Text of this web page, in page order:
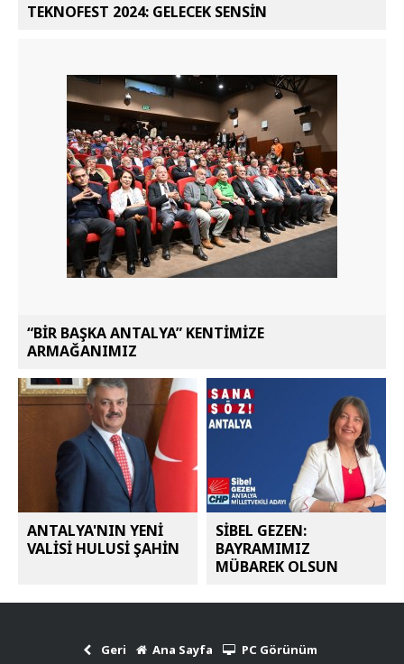
TEKNOFEST 2024: GELECEK SENSİN
“BİR BAŞKA ANTALYA” KENTİMİZE
ARMAĞANIMIZ
ANTALYA'NIN YENİ
VALİSİ HULUSİ ŞAHİN
SİBEL GEZEN:
BAYRAMIMIZ
MÜBAREK OLSUN
Geri Ana Sayfa PC Görünüm